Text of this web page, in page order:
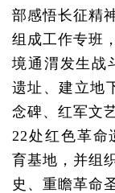
部感悟长征精
组成工作专班
境通渭发生战
遗址、建立地
念碑、红军文
22处红色革命
育基地，并组
史、重瞻革命